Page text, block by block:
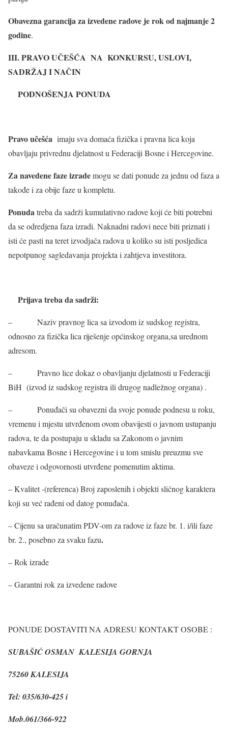
Obavezna garancija za izvedene radove je rok od najmanje 2
godine.
III.PRAVO UČEŠĆA NA KONKURSU, USLOVI,
SADRŽAJ I NAČIN
PODNOŠENJA PONUDA
Pravo učešća imaju sva domaća fizička i pravna lica koja
obavljaju privrednu djelatnost u Federaciji Bosne i Hercegovine.
Za navedene faze izrademogu se dati ponude za jednu od faza a
takođe i za obije faze u kompletu.
Ponudatreba da sadrži kumulativno radove koji će biti potrebni
da se odredjena faza izradi. Naknadni radovi nece biti priznati i
isti će pasti na teret izvodjača radova u koliko su isti posljedica
nepotpunog sagledavanja projekta i zahtjeva investitora.
Prijava treba da sadrži:
– Naziv pravnog lica sa izvodom izsudskog registra,
odnosno za fizička lica riješenje općinskog organa,sa urednom
adresom.
– Pravno lice dokaz o obavljanju djelatnosti u Federaciji
BiH (izvod iz sudskog registra ili drugog nadležnog organa) .
– Ponuđači su obavezni da svoje ponude podnesu u roku,
vremenu i mjestu utvrđenom ovom obavijesti o javnom ustupanju
radova, te da postupaju u skladu sa Zakonom o javnim
nabavkama Bosne i Hercegovine i u tom smislu preuzmu sve
obaveze i odgovornosti utvrđene pomenutim aktima.
– Kvalitet -(referenca) Broj zaposlenih i objekti sličnog karaktera
koji su već rađeni od datog ponuđača.
– Cijenu sa uračunatim PDV-om za radove iz faze br. 1. i/ili faze
br. 2., posebno za svaku fazu.
– Rok izrade
– Garantni rok za izvedene radove
PONUDE DOSTAVITI NA ADRESU KONTAKT OSOBE :
SUBAŠIĆ OSMAN KALESIJA GORNJA
75260 KALESIJA
Tel: 035/630-425 i
Mob.061/366-922